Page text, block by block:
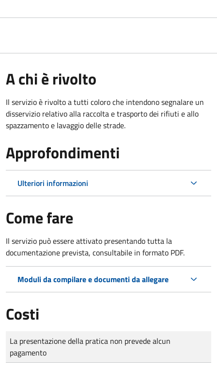
A chi è rivolto
Il servizio è rivolto a tutti coloro che intendono segnalare un
disservizio relativo alla raccolta e trasporto dei rifiuti e allo
spazzamento e lavaggio delle strade.
Approfondimenti
Ulteriori informazioni
Come fare
Il servizio può essere attivato presentando tutta la
documentazione prevista, consultabile in formato PDF.
Moduli da compilare e documenti da allegare
Costi
Tipo di pagamento
Importo
La presentazione della pratica non prevede alcun
pagamento